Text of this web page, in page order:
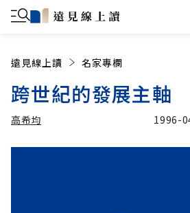
遠見線上讀 名家專欄
跨世紀的發展主軸
高希均 1996-